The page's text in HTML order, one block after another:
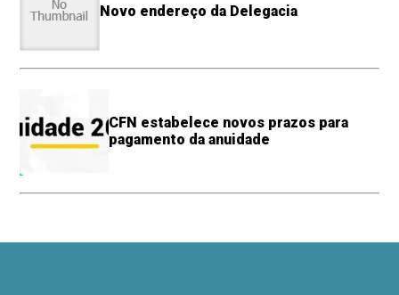
Novo endereço da Delegacia
CFN estabelece novos prazos para
pagamento da anuidade